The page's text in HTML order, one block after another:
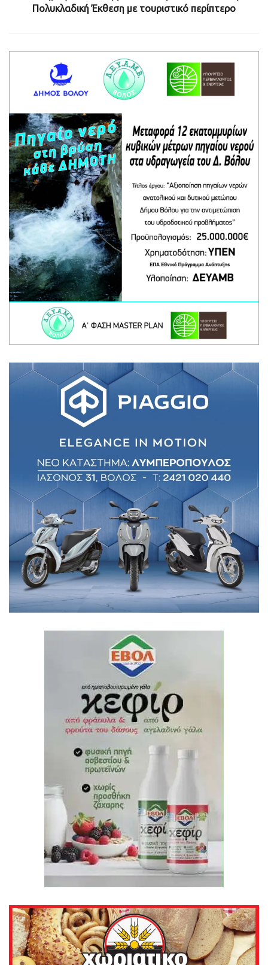
Πολυκλαδική Έκθεση με τουριστικό περίπτερο